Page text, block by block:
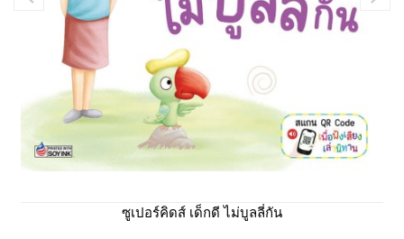
ซูเปอร์คิดส์ เด็กดี ไม่บูลลี่กัน